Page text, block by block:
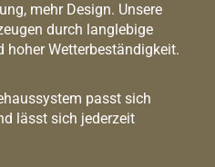
mehr Design. Unsere
durch langlebige
hoher Wetterbeständigkeit.
passt sich
lässt sich jederzeit